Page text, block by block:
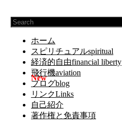
ホーム
スピリチュアルspiritual
経済的自由financial liberty
飛行機aviation
ブログblog
リンクLinks
自己紹介
著作権と免責事項